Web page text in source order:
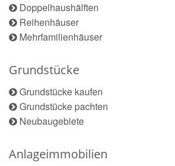
Doppelhaushälften
Reihenhäuser
Mehrfamilienhäuser
Grundstücke
Grundstücke kaufen
Grundstücke pachten
Neubaugebiete
Anlageimmobilien